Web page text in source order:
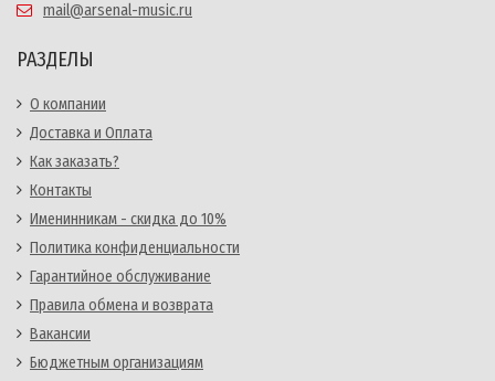
mail@arsenal-music.ru
РАЗДЕЛЫ
О компании
Доставка и Оплата
Как заказать?
Контакты
Именинникам - скидка до 10%
Политика конфиденциальности
Гарантийное обслуживание
Правила обмена и возврата
Вакансии
Бюджетным организациям